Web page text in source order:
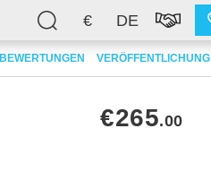
€ DE
BEWERTUNGEN VERÖFFENTLICHUNG
€265.00